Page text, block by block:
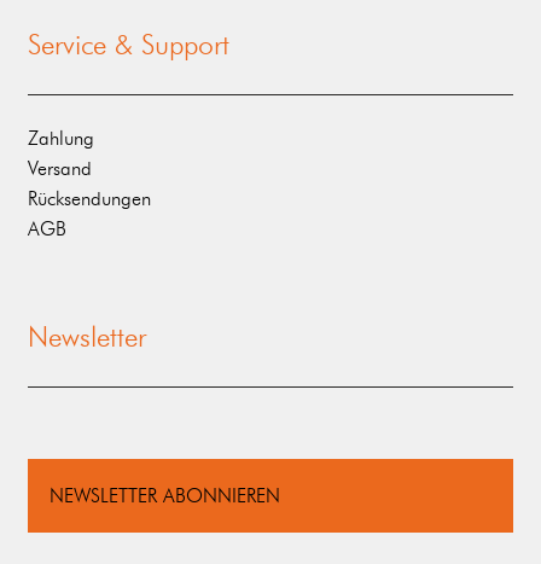
Service & Support
Zahlung
Versand
Rücksendungen
AGB
Newsletter
NEWSLETTER ABONNIEREN